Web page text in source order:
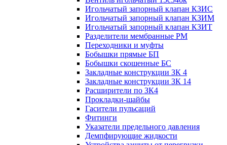
Игольчатый запорный клапан КЗИС
Игольчатый запорный клапан КЗИМ
Игольчатый запорный клапан КЗИТ
Разделители мембранные РМ
Переходники и муфты
Бобышки прямые БП
Бобышки скошенные БС
Закладные конструкции ЗК 4
Закладные конструкции ЗК 14
Расширители по ЗК4
Прокладки-шайбы
Гасители пульсаций
Фитинги
Указатели предельного давления
Демпфирующие жидкости